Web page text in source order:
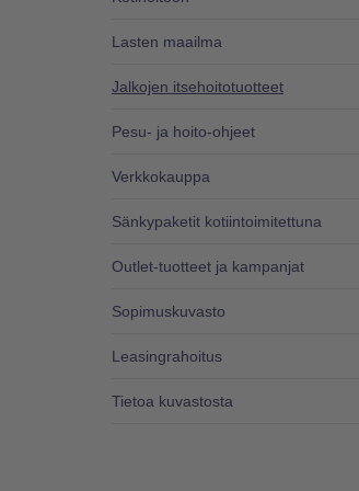
Lasten maailma
Jalkojen itsehoitotuotteet
Pesu- ja hoito-ohjeet
Verkkokauppa
Sänkypaketit kotiintoimitettuna
Outlet-tuotteet ja kampanjat
Sopimuskuvasto
Leasingrahoitus
Tietoa kuvastosta